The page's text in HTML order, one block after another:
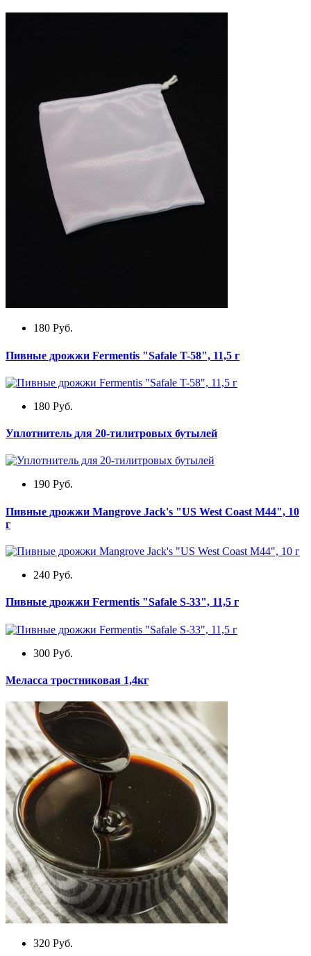
180 Руб.
Пивные дрожжи Fermentis "Safale T-58", 11,5 г
180 Руб.
Уплотнитель для 20-тилитровых бутылей
190 Руб.
Пивные дрожжи Mangrove Jack's "US West Coast M44", 10
г
240 Руб.
Пивные дрожжи Fermentis "Safale S-33", 11,5 г
300 Руб.
Меласса тростниковая 1,4кг
320 Руб.